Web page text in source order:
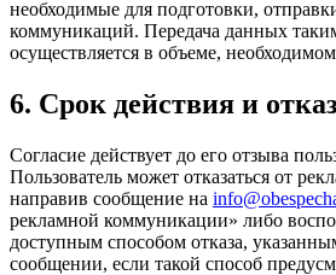
необходимые для подготовки,
коммуникаций. Передача данных
осуществляется в объеме,
6. Срок действия и отказ
Согласие действует до его отзыва
Пользователь может отказаться от
направив сообщение на
рекламной коммуникации» либо
доступным способом отказа,
сообщении, если такой способ